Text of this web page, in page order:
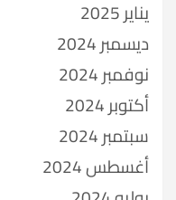
يناير 2025
ديسمبر 2024
نوفمبر 2024
أكتوبر 2024
سبتمبر 2024
أغسطس 2024